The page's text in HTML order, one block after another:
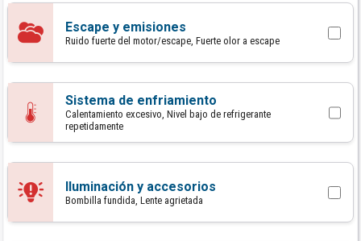
Escape y emisiones
Ruido fuerte del motor/escape, Fuerte olor a escape
Sistema de enfriamiento
Calentamiento excesivo, Nivel bajo de refrigerante
repetidamente
Iluminación y accesorios
Bombilla fundida, Lente agrietada